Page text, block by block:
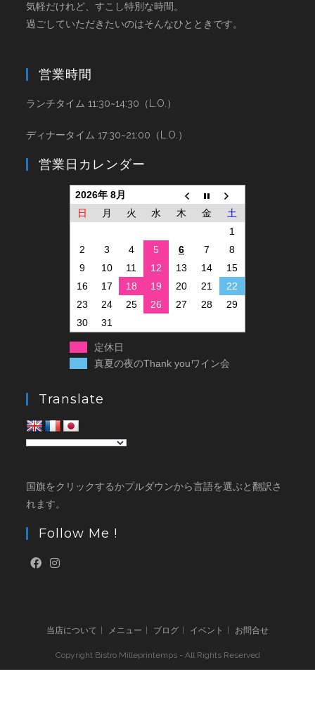
気軽だけれど、すこし特別な時間。
過ごしていただきたいのはそんなひとときです。
営業時間
ランチタイム 11:30~14:30（L.O.）
ディナータイム 17:30~21:00（L.O.）
営業日カレンダー
2026年 8月
日
月 火 水 木 金
土
1
2
3 4 5 6 7
8
9
10 11 12 13 14
15
16
17 18 19 20 21
22
23
24 25 26 27 28
29
30
31
定休日
真夏の夜のThank youワイン会
Translate
国旗をクリックするかプルダウンから言語を選ぶと翻訳さ
れます。
Follow Me !
当店について メニュー ブログ イベント お問合せ
Copyright Bistro Milleprintemps - All Rights Reserved